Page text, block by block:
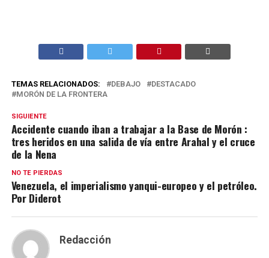
TEMAS RELACIONADOS: DEBAJO
DESTACADO
MORÓN DE LA FRONTERA
SIGUIENTE
Accidente cuando iban a trabajar a la Base de Morón :
tres heridos en una salida de vía entre Arahal y el cruce
de la Nena
NO TE PIERDAS
Venezuela, el imperialismo yanqui-europeo y el petróleo.
Por Diderot
Redacción